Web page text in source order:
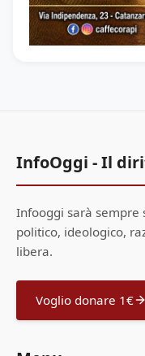
InfoOggi - Il
Infooggi sarà sempre
politico, ideologico,
libera.
Voglio donare 1€